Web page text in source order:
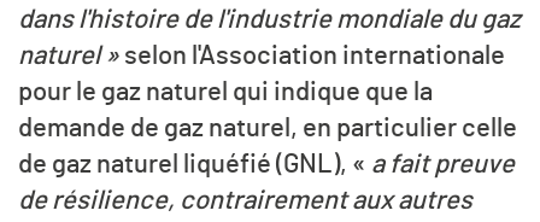
dans l'histoire de l'industrie mondiale du gaz
naturel » selon l'Association internationale
pour le gaz naturel qui indique que la
demande de gaz naturel, en particulier celle
de gaz naturel liquéfié (GNL), « a fait preuve
de résilience, contrairement aux autres